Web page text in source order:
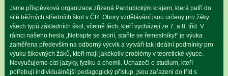
Jsme příspěvková organizace zřízená Pardubickým krajem, která patří do
sítě běžných středních škol v ČR. Obory vzdělávání jsou určeny pro žáky
všech typů základních škol, včetně těch, kteří vycházejí ze 7. a 8. tříd. V
rámci našeho hesla „Netrapte se teorií, staňte se řemeslníky!“ je výuka
zaměřena především na odborný výcvik a vytváří tak ideální podmínky pro
výuku šikovných žáků, kteří mají jakékoliv problémy v teoretické výuce.
Nevyučujeme cizí jazyky, fyziku a chemii. Uchazeči o studium, kteří
potřebují individuálnější pedagogický přístup, jsou zařazeni do tříd s